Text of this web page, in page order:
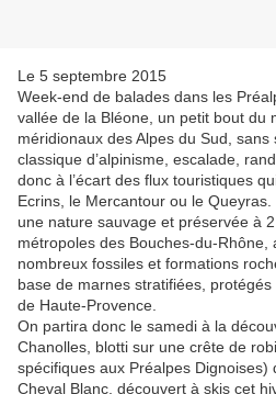
Le 5 septembre 2015
Week-end de balades dans les
vallée de la Bléone, un petit bout du
méridionaux des Alpes du Sud,
classique d’alpinisme, escalade,
donc à l’écart des flux touristiques
Ecrins, le Mercantour ou le
une nature sauvage et préservée à
métropoles des Bouches-du-Rhône,
nombreux fossiles et formations
base de marnes stratifiées,
de Haute-Provence.
On partira donc le samedi à la
Chanolles, blotti sur une crête de
spécifiques aux Préalpes Dignoises)
Cheval Blanc, découvert à skis cet